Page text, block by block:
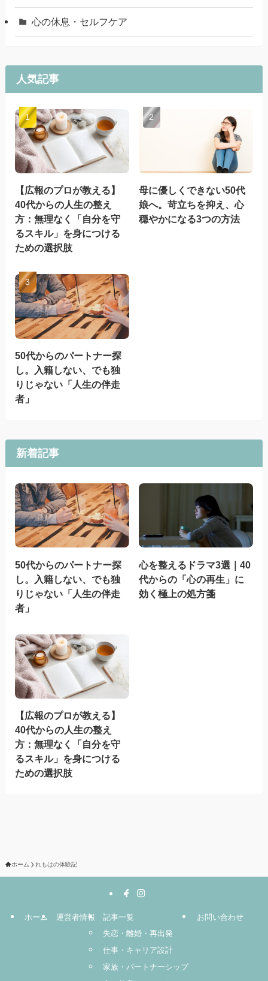
心の休息・セルフケア
人気記事
【広報のプロが教える】
40代からの人生の整え
方：無理なく「自分を守
るスキル」を身につける
ための選択肢
母に優しくできない50代
娘へ。苛立ちを抑え、心
穏やかになる3つの方法
50代からのパートナー探
し。入籍しない、でも独
りじゃない「人生の伴走
者」
新着記事
50代からのパートナー探
し。入籍しない、でも独
りじゃない「人生の伴走
者」
心を整えるドラマ3選｜40
代からの「心の再生」に
効く極上の処方箋
【広報のプロが教える】
40代からの人生の整え
方：無理なく「自分を守
るスキル」を身につける
ための選択肢
ホーム れもはの体験記
ホーム 運営者情報
記事一覧
失恋・離婚・再出発
仕事・キャリア設計
家族・パートナーシップ
お問い合わせ